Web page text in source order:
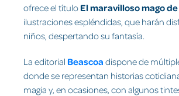
ofrece el título El maravilloso mago
ilustraciones espléndidas, que harán
niños, despertando su fantasía.
La editorial Beascoa dispone de
donde se representan historias
magia y, en ocasiones, con algunos